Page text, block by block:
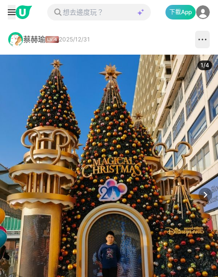
下載App
蔡赫瑜 2025/12/31
1/4